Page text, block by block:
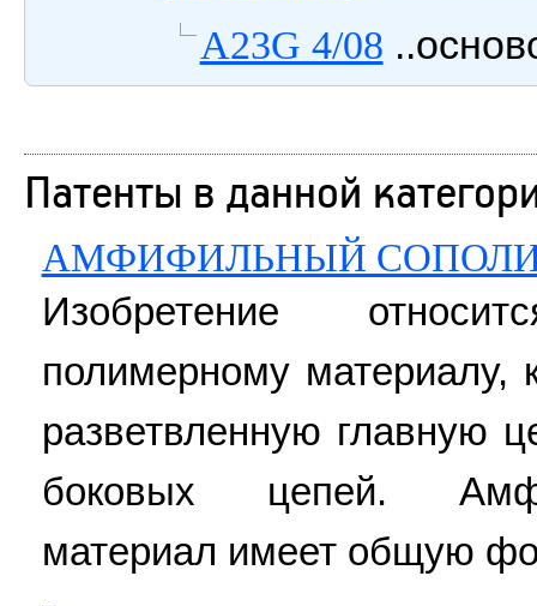
A23G 4/08
Патенты в данной
АМФИФИЛЬНЫЙ
Изобретение
полимерному
разветвленную главную
боковых цепей.
материал имеет общую